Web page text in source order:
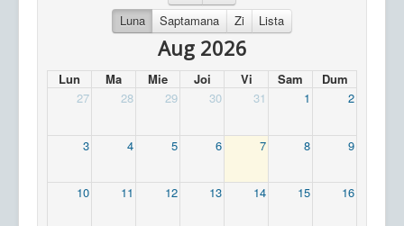
Luna Saptamana Zi Lista
Aug 2026
Lun Ma Mie Joi Vi Sam
Dum
27
28 29 30 31 1 2
3 4 5 6 7 8 9
10 11 12 13 14 15 16